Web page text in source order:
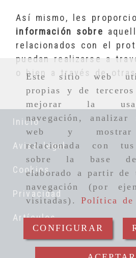
Este sitio web
propias y de
mejorar la
navegación,
web y mostrar
relacionada con tus
sobre la base
elaborado a partir de
navegación (por
visitadas). Política de
CONFIGURAR
Así mismo, les
información sobre
relacionados con el
puedan realizarse a
o bien a través de
Inicio
Aviso legal
Cookies
Privacidad
Artículos